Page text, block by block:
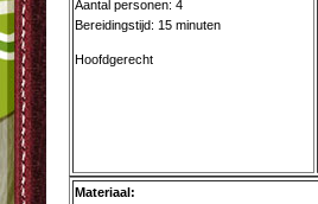
Aantal personen: 4
Bereidingstijd: 15 minuten
Hoofdgerecht
Materiaal: